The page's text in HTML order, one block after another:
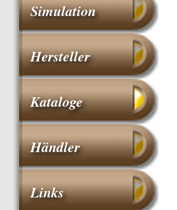
Simulation
Hersteller
Kataloge
Händler
Links